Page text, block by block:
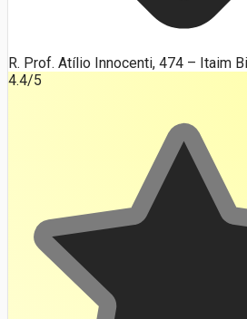
R. Prof. Atílio Innocenti, 474 – Itaim
4.4/5